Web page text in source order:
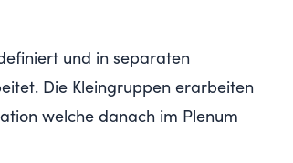
und in separaten
Die Kleingruppen erarbeiten
welche danach im Plenum